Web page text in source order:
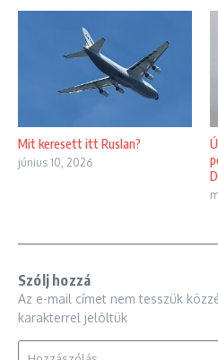
Mit keresett itt Ruslan?
június 10, 2026
Szólj hozzá
Az e-mail címet nem tesszük
karakterrel jelöltük